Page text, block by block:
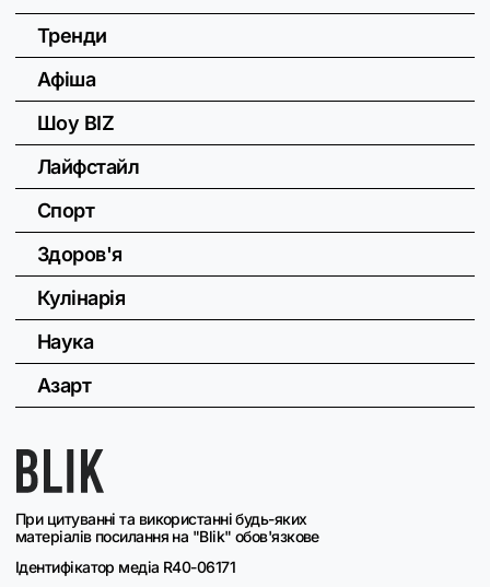
При цитуванні та використанні будь-яких
матеріалів посилання на "Blik" обов'язкове
Ідентифікатор медіа R40-06171
Тренди
Афіша
Шоу BIZ
Лайфстайл
Спорт
Здоров'я
Кулінарія
Наука
Азарт